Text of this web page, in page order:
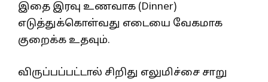
இதை இரவு உணவாக (Dinner)
எடுத்துக்கொள்வது எடையை வேகமாக
குறைக்க உதவும்.
விருப்பப்பட்டால் சிறிது எலுமிச்சை சாறு